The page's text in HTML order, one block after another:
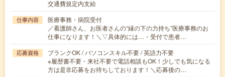
交通費規定内支給
仕事内容
医療事務・病院受付
／看護師さん、お医者さんの“縁の下の力持ち”医療事務のお
仕事になります！＼▽具体的には…・受付で患者…
応募資格
ブランクOK / パソコンスキル不要 / 英語力不要
※履歴書不要・来社不要で電話相談もOK！少しでも気になる
方は是非応募をお待ちしております！＼応募後の…